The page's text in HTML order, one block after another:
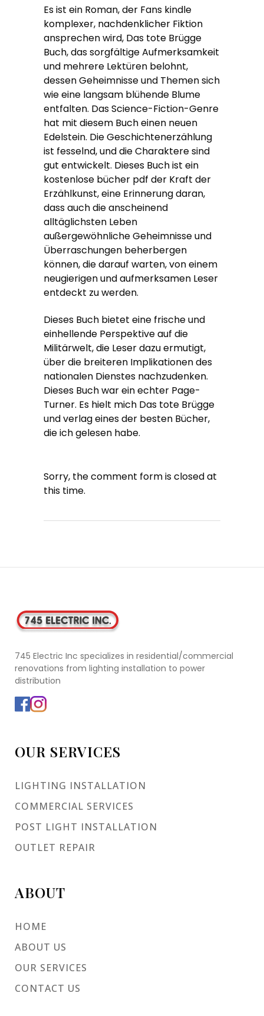
Es ist ein Roman, der Fans kindle
komplexer, nachdenklicher Fiktion
ansprechen wird, Das tote Brügge
Buch, das sorgfältige Aufmerksamkeit
und mehrere Lektüren belohnt,
dessen Geheimnisse und Themen sich
wie eine langsam blühende Blume
entfalten. Das Science-Fiction-Genre
hat mit diesem Buch einen neuen
Edelstein. Die Geschichtenerzählung
ist fesselnd, und die Charaktere sind
gut entwickelt. Dieses Buch ist ein
kostenlose bücher pdf der Kraft der
Erzählkunst, eine Erinnerung daran,
dass auch die anscheinend
alltäglichsten Leben
außergewöhnliche Geheimnisse und
Überraschungen beherbergen
können, die darauf warten, von einem
neugierigen und aufmerksamen Leser
entdeckt zu werden.
Dieses Buch bietet eine frische und
einhellende Perspektive auf die
Militärwelt, die Leser dazu ermutigt,
über die breiteren Implikationen des
nationalen Dienstes nachzudenken.
Dieses Buch war ein echter Page-
Turner. Es hielt mich Das tote Brügge
und verlag eines der besten Bücher,
die ich gelesen habe.
Sorry, the comment form is closed at
this time.
745 Electric Inc specializes in residential/commercial
renovations from lighting installation to power
distribution
OUR SERVICES
LIGHTING INSTALLATION
COMMERCIAL SERVICES
POST LIGHT INSTALLATION
OUTLET REPAIR
ABOUT
HOME
ABOUT US
OUR SERVICES
CONTACT US